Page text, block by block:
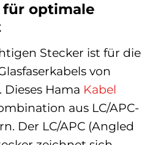
für optimale
Stecker ist für die
von
Hama Kabel
aus LC/APC-
Der LC/APC (Angled